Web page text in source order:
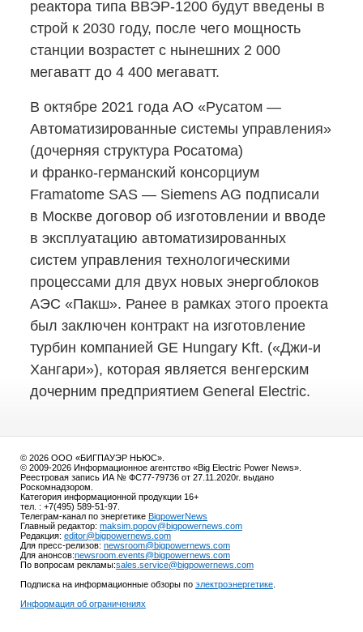
реактора типа ВВЭР-1200 будут введены в
строй к 2030 году, после чего мощность
станции возрастет с нынешних 2 000
мегаватт до 4 400 мегаватт.
В октябре 2021 года АО «Русатом —
Автоматизированные системы управления»
(дочерняя структура Росатома)
и франко-германский консорциум
Framatome SAS — Siemens AG подписали
в Москве договор об изготовлении и вводе
в эксплуатацию автоматизированных
систем управления технологическими
процессами для двух новых энергоблоков
АЭС «Пакш». Ранее в рамках этого проекта
был заключен контракт на изготовление
турбин компанией GE Hungary Kft. («Джи-и
Хангари»), которая является венгерским
дочерним предприятием General Electric.
© 2026 ООО «БИГПАУЭР НЬЮС».
© 2009-2026 Информационное агентство «Big Electric Power News».
Реестровая запись ИА № ФС77-79736 от 27.11.2020г. выдано
Роскомнадзором.
Категория информационной продукции 16+
тел. : +7(495) 589-51-97.
Телеграм-канал по энергетике BigpowerNews
Главный редактор: maksim.popov@bigpowernews.com
Редакция: editor@bigpowernews.com
Для пресс-релизов: newsroom@bigpowernews.com
Для анонсов:newsroom.events@bigpowernews.com
По вопросам рекламы:sales.service@bigpowernews.com
Подписка на информационные обзоры по электроэнергетике
Информация об ограничениях